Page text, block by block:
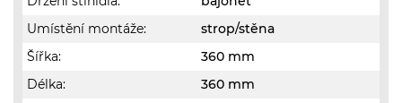
Umístění montáže:
strop/stěna
Šířka:
360 mm
Délka:
360 mm